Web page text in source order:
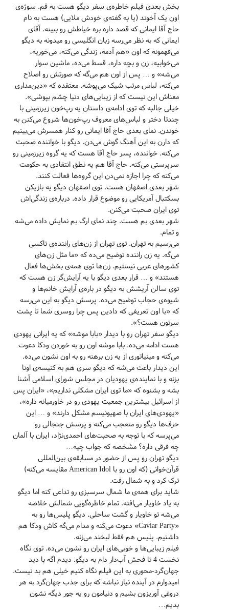
بخش بعدی فیلم خاطره‌ی سفر دیگو هست به قم. سوژه‌ی
اون یک آخوند (یا به گفته‌ی خودش ملایی) هست به نام
حاج آقا ایمانی که قصد داره بره خیاطش رو ببینه. آقای
ایمانی که به نظر می‌رسه زبان انگلیسی رو میدونه به دیگو
می‌فهمونه که اون «هم آدمه، زندگی می‌کنه، می‌خوریه،
می‌خوابیه، زن و بچه داره، قسط می‌ده، ماشین سوار
می‌شه» و … پس از اون هم می‌گه که صورتش رو اصلاح
می‌کنه، لباس مرتب شیک می‌پوشه. معتقده که «دین‌مداری
معناش این نیست که از زیبایی‌های دنیا چشم بپوشی».
خیلی جالبه که توی ادامه‌ی داستان یه رپ‌خون زیرزمینی با
چندتا دختر و لباس‌های معروف رپ‌خون‌ها شروع می‌کنن به
خوندن. نمای بعدی حاج آقا ایمانی رو کنار همسرش می‌بینیم
که دارن به این آهنگ گوش می‌دن. دیگو با خواننده صحبت
می‌کنه. خواننده، پسر حاج آقا هست که یه گروه زیرزمینی رو
سرپرستی می‌کنه. حاج آقا هم یه نطق انتقادی به حکومت
می‌کنه که چرا اجازه نمی‌دن این گروه‌ها فعالت کنند.
شهر بعدی اصفهان هست. توی اصفهان دیگو یه بازیکن
بسکتبال آمریکایی رو موضوع قرار داده. درباره‌ی زندگی‌اش
توی ایران صحبت می‌کنن.
شهر بعدی بم هست. چند نمای ارگ بم نمایش داده می‌شه
و تمام.
می‌رسیم به تهران. توی تهران از زن‌های راننده‌ی تاکسی
می‌گه. یه زن راننده توضیح می‌ده که «ما مثل زن‌های
کشورهای عربی نیستیم. زن‌ها توی همه‌ی بخش‌ها فعال
هستند» و … قرار بعدی دیگو با یه آرایش‌گر زن هست که
توی سالن آریشش به دیگو در باره‌ی آرایش خانم‌ها و
شیوه‌ی حجاب توضیح می‌ده. پرسش دیگو به این می‌رسه
که «با اون تعریفی که دادین پس چرا روسری شما تا پشت
سرتون هست؟».
دیگو سفر تهران رو با دیدار «بابا موشه» که یه ایرانی یهودی
هست ادامه می‌ده. بابا موشه اون رو به خوردن ودکا دعوت
می‌کنه و مینیاتوری از یه زن برهنه رو به اون نشون می‌ده.
این دیدار باعث می‌شه که دیگو سری هم به کنیسه‌ی اونا
بزنه و با نماینده‌ی یهودیان در مجلس شورای اسلامی آشنا
بشه و بشنوه که «ما توی ایران مشکلی نداریم»، «ایران پس
از اسرائیل بیشترین جمعیت یهودی رو در خاورمیانه داره»،
«یهودی‌های ایران با صهیونیسم مشکل دارند» و … این
حرف‌ها دیگو رو متعجب می‌کنه و پرسش جنجالی رو
می‌پرسه که با توجه به صحبت‌های احمدی‌نژاد، ایران با آلمان
چه فرقی داره؟ مشخصه که جواب چیه…
دیگو تهران رو پس از حضور در مسابقه‌ی بین‌المللی
قرآن‌خوانی (که اون رو با American Idol مقایسه می‌کنه)
ترک کرد و به شمال رفت.
شاید برای همه‌ی ما شمال سرسبزی رو تداعی کنه اما دیگو
به یاد خاویار می‌افته. تمام خاطره‌گویی شمالش خلاصه
می‌شه تو خاویار و گشت ساحلی. دیگو پلیس‌ها رو به
«Caviar Party» دعوت می‌کنه و مدام می‌گه کاش ودکا هم
داشتیم. پلیس هم فقط لبخند می‌زنه.
فیلم زیبایی‌ها و خوبی‌های ایران رو نشون می‌ده. توی نگاه
نخست 4 تا فحش آب‌دار دام به دیگو. دیدم اگه با دید
جهان‌گرد-محوری به این فیلم نگاه کنیم خیلی هم بد نیست.
امیدوارم در آینده نیاز نباشه که برای جذب جهان‌گرد به هر
دروغی آوریزون بشیم و دنیامون رو یه جور دیگه نشون
بدیم…